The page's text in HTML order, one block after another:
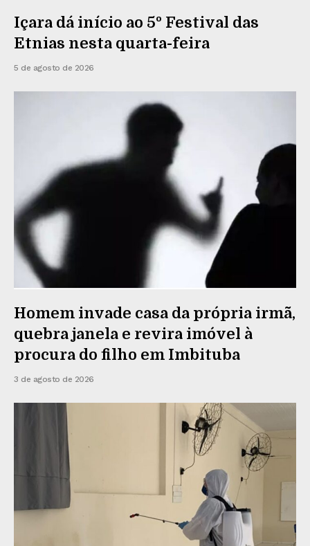
Içara dá início ao 5º Festival das
Etnias nesta quarta-feira
5 de agosto de 2026
Homem invade casa da própria irmã,
quebra janela e revira imóvel à
procura do filho em Imbituba
3 de agosto de 2026